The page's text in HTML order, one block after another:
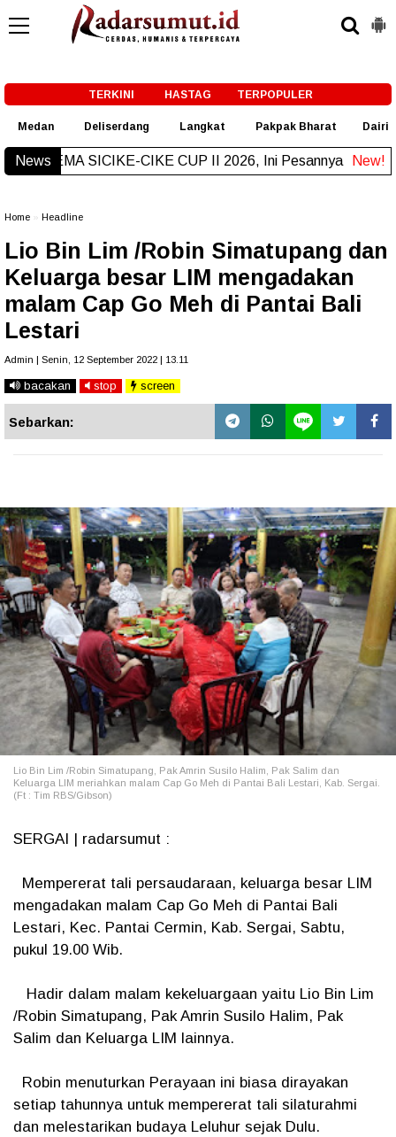
TERKINI HASTAG TERPOPULER
Medan Deliserdang Langkat Pakpak Bharat Dairi
News
Home Headline
Lio Bin Lim /Robin Simatupang dan
Keluarga besar LIM mengadakan
malam Cap Go Meh di Pantai Bali
Lestari
Admin | Senin, 12 September 2022 | 13.11
bacakan stop screen
Sebarkan:
Lio Bin Lim /Robin Simatupang, Pak Amrin Susilo Halim, Pak Salim dan
Keluarga LIM meriahkan malam Cap Go Meh di Pantai Bali Lestari, Kab. Sergai.
(Ft : Tim RBS/Gibson)
SERGAI | radarsumut :
Mempererat tali persaudaraan, keluarga besar LIM
mengadakan malam Cap Go Meh di Pantai Bali
Lestari, Kec. Pantai Cermin, Kab. Sergai, Sabtu,
pukul 19.00 Wib.
Hadir dalam malam kekeluargaan yaitu Lio Bin Lim
/Robin Simatupang, Pak Amrin Susilo Halim, Pak
Salim dan Keluarga LIM lainnya.
Robin menuturkan Perayaan ini biasa dirayakan
setiap tahunnya untuk mempererat tali silaturahmi
dan melestarikan budaya Leluhur sejak Dulu.